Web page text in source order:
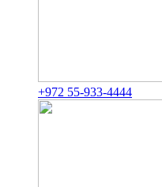
+972 55-933-4444